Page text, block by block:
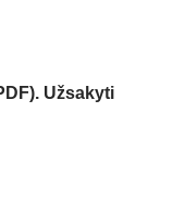
Užsakyti